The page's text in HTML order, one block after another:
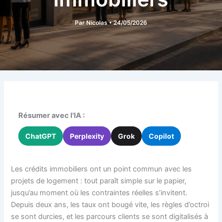
ParNicolas•24/05/2026
Résumer avec l'IA :
ChatGPT Perplexity Grok Copilot
Les crédits immobiliers ont un point commun avec les
projets de logement : tout paraît simple sur le papier,
jusqu’au moment où les contraintes réelles s’invitent.
Depuis deux ans, les taux ont bougé vite, les règles d’octroi
se sont durcies, et les parcours clients se sont digitalisés à